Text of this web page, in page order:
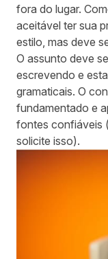
fora do lugar.
aceitável ter sua
estilo, mas deve
O assunto deve
escrevendo e
gramaticais. O
fundamentado e
fontes confiáveis
solicite isso).